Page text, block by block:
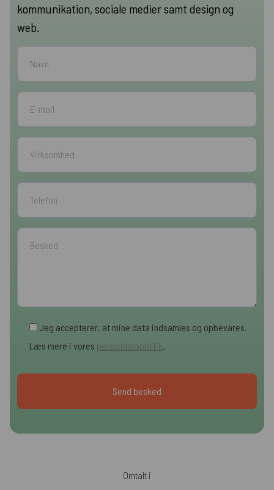
kommunikation, sociale medier samt design og
web.
Jeg accepterer, at mine data indsamles og opbevares.
Læs mere i vores persondatapolitik.
Omtalt i